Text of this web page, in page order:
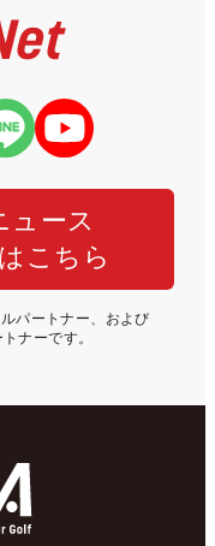
ュース
こちら
パートナー、および
ナーです。